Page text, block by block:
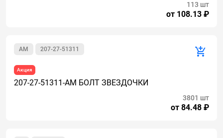
от 108.13 ₽
113 шт
207-27-51311
AM
Акция
207-27-51311-AM БОЛТ ЗВЕЗДОЧКИ
от 84.48 ₽
3801 шт